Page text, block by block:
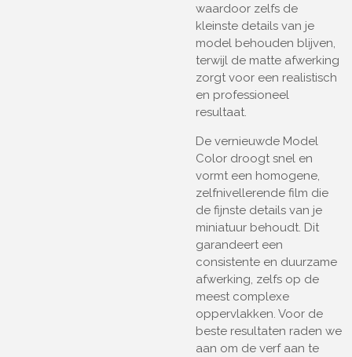
waardoor zelfs de
kleinste details van je
model behouden blijven,
terwijl de matte afwerking
zorgt voor een realistisch
en professioneel
resultaat.
De vernieuwde Model
Color droogt snel en
vormt een homogene,
zelfnivellerende film die
de fijnste details van je
miniatuur behoudt. Dit
garandeert een
consistente en duurzame
afwerking, zelfs op de
meest complexe
oppervlakken. Voor de
beste resultaten raden we
aan om de verf aan te